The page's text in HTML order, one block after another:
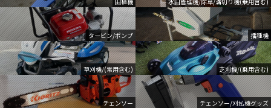
タービン/ポンプ 播種機
草刈機/(常用含む) 芝刈機/(乗用含む)
チェンソー チェンソー/刈払機グッズ